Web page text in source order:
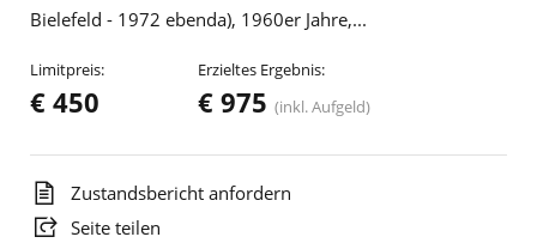
Bielefeld - 1972 ebenda), 1960er Jahre,...
Limitpreis:
€ 450
Erzieltes Ergebnis:
€ 975 (inkl. Aufgeld)
Zustandsbericht anfordern
Seite teilen